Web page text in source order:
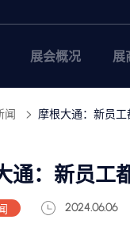
展会概况 展
闻 摩根大通：新员
通：新员工
2024.06.06